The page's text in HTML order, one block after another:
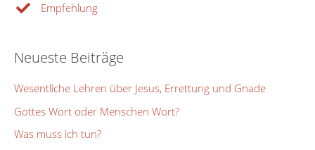
Empfehlung
Neueste Beiträge
Wesentliche Lehren über Jesus, Errettung und Gnade
Gottes Wort oder Menschen Wort?
Was muss ich tun?